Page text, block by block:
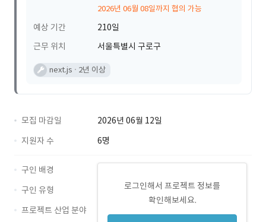
2026년 06월 08일까지 협의 가능
예상 기간
210일
근무 위치
서울특별시 구로구
next.js 2년 이상
모집 마감일
2026년 06월 12일
지원자 수
6명
로그인해서 프로젝트 정보를
확인해보세요.
구인 배경
구인 유형
프로젝트 산업 분야